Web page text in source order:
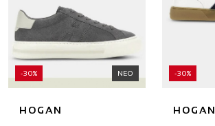
ΝΕΟ
-30%
HOGAN
-30%
HOGAN